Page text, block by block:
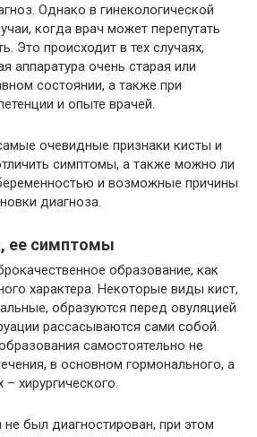
Однако в гинекологической
когда врач может перепутать
Это происходит в тех случаях,
аппаратура очень старая или
состоянии, а также при
и опыте врачей.
очевидные признаки кисты и
симптомы, а также можно ли
и возможные причины
диагноза.
ее симптомы
образование, как
характера. Некоторые виды кист,
образуются перед овуляцией
рассасываются сами собой.
самостоятельно не
в основном гормонального, а
хирургического.
был диагностирован, при этом